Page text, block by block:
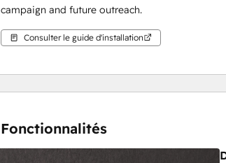
campaign and future outreach.
Consulter le guide d'installation
Fonctionnalités